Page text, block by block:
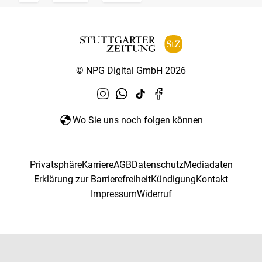
© NPG Digital GmbH 2026
Wo Sie uns noch folgen können
PrivatsphäreKarriereAGBDatenschutzMediadaten
Erklärung zur BarrierefreiheitKündigungKontakt
ImpressumWiderruf